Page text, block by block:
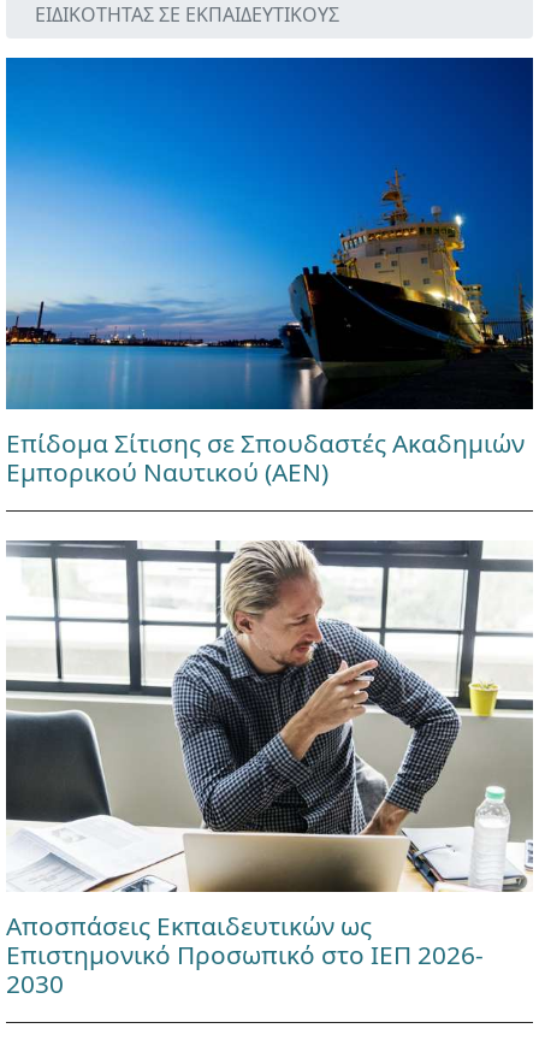
ΕΙΔΙΚΟΤΗΤΑΣ ΣΕ ΕΚΠΑΙΔΕΥΤΙΚΟΥΣ
Επίδομα Σίτισης σε Σπουδαστές Ακαδημιών
Εμπορικού Ναυτικού (ΑΕΝ)
Αποσπάσεις Εκπαιδευτικών ως
Επιστημονικό Προσωπικό στο ΙΕΠ 2026-
2030